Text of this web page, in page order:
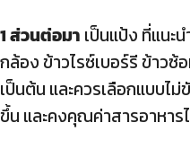
1 ส่วนต่อมา เป็นแป้ง ที่แนะ
กล้อง ข้าวไรซ์เบอร์รี ข้าวซ้
เป็นต้น และควรเลือกแบบไ
ขึ้น และคงคุณค่าสารอาหาร